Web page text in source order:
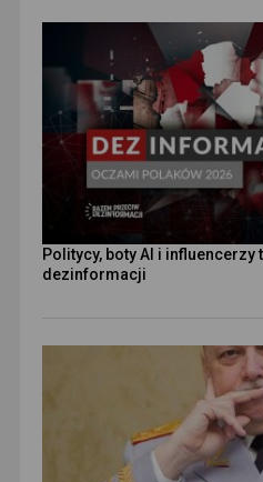
Politycy, boty AI i influencerzy
dezinformacji